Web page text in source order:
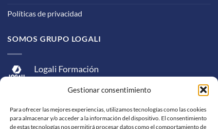
Gestionar consentimiento
Para ofrecer las mejores experiencias, utilizamos tecnologías como las cookies
para almacenar y/o acceder a la información del dispositivo. El consentimiento
de estas tecnologías nos permitirá procesar datos como el comportamiento de
Políticas de privacidad
SOMOS GRUPO LOGALI
Logali Formación
Logali Consultoría
Logali Ingeniería